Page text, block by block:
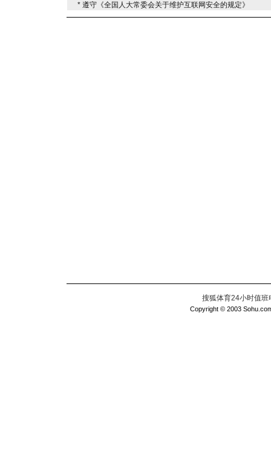
* 遵守《全国人大常委会关于维护互联网安全的规定》
搜狐体育24小时值
Copyright © 2003